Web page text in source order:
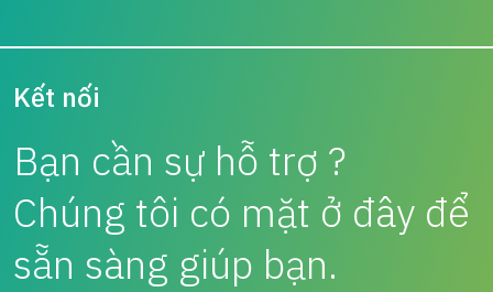
Kết nối
Bạn cần sự hỗ trợ ?
Chúng tôi có mặt ở đây để
sẵn sàng giúp bạn.